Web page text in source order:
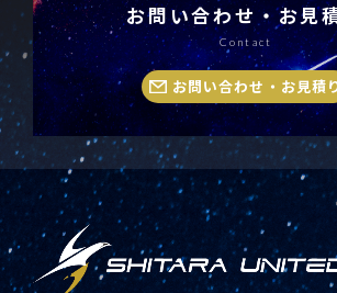
お問い合わせ・お見
Contact
お問い合わせ・お見積